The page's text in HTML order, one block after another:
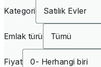
Kategori Satılık Evler
Emlak türü Tümü
Fiyat 0- Herhangi biri